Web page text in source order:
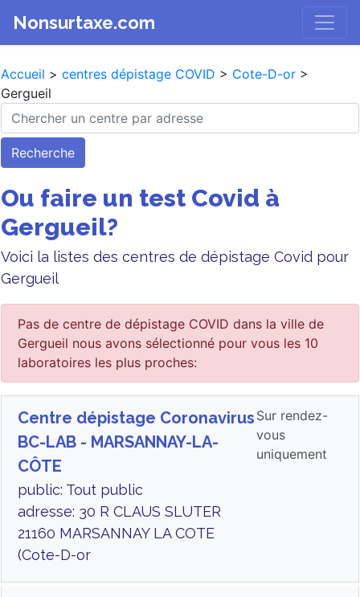
Nonsurtaxe.com
Accueil > centres dépistage COVID > Cote-D-or >
Gergueil
Recherche
Ou faire un test Covid à
Gergueil?
Voici la listes des centres de dépistage Covid pour
Gergueil
Pas de centre de dépistage COVID dans la ville de
Gergueil nous avons sélectionné pour vous les 10
laboratoires les plus proches:
Centre dépistage Coronavirus
BC-LAB - MARSANNAY-LA-
CÔTE
public: Tout public
adresse: 30 R CLAUS SLUTER
21160 MARSANNAY LA COTE
(Cote-D-or
Sur rendez-
vous
uniquement